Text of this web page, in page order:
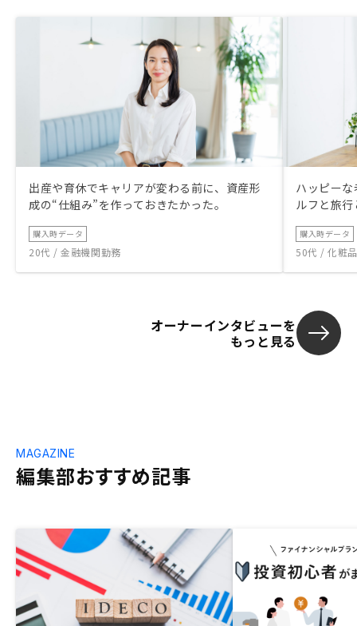
出産や育休でキャリアが変わる前に、資産形
成の“仕組み”を作っておきたかった。
購入時データ
20代 / 金融機関勤務
ハッピー
ルフと旅
購入時データ
50代 / 化粧
オーナーインタビューを
もっと見る
編集部おすすめ記事
MAGAZINE